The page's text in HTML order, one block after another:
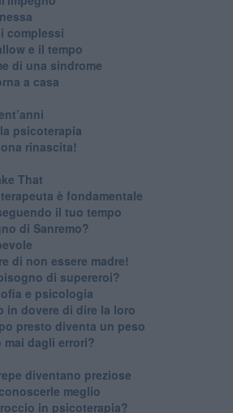
complessi
e il tempo
di una sindrome
a casa
psicoterapia
rinascita!
That
è fondamentale
il tuo tempo
di Sanremo?
di non essere madre!
di supereroi?
e psicologia
in dovere di dire la loro
presto diventa un peso
mai dagli errori?
diventano preziose
meglio
in psicoterapia?